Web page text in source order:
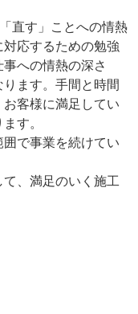
直す」ことへの情熱
応するための勉強
への情熱の深さ
ます。手間と時間
客様に満足してい
す。
で事業を続けてい
、満足のいく施工